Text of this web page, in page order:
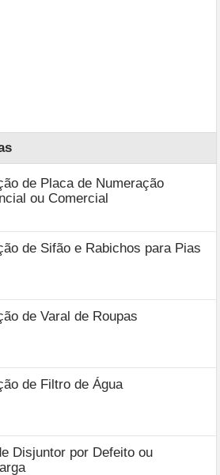
de Placa de Numeração
ou Comercial
de Sifão e Rabichos para Pias
de Varal de Roupas
de Filtro de Água
Disjuntor por Defeito ou